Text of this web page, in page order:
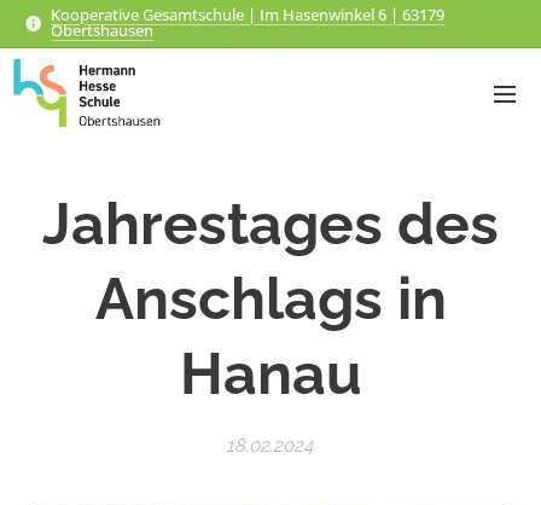
Kooperative Gesamtschule | Im Hasenwinkel 6 | 63179
Obertshausen
Jahrestages des
Anschlags in
Hanau
18.02.2024